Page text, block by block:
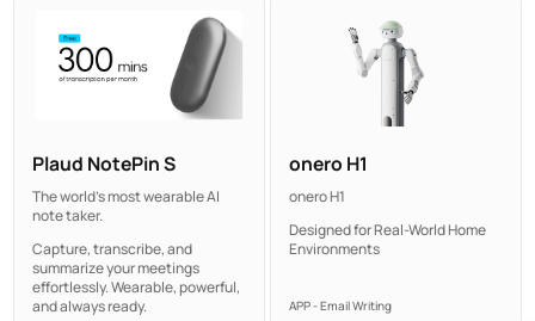
Plaud NotePin S
The world's most wearable AI
note taker.
Capture, transcribe, and
summarize your meetings
effortlessly. Wearable, powerful,
and always ready.
onero H1
onero H1
Designed for Real-World Home
Environments
APP - Email Writing